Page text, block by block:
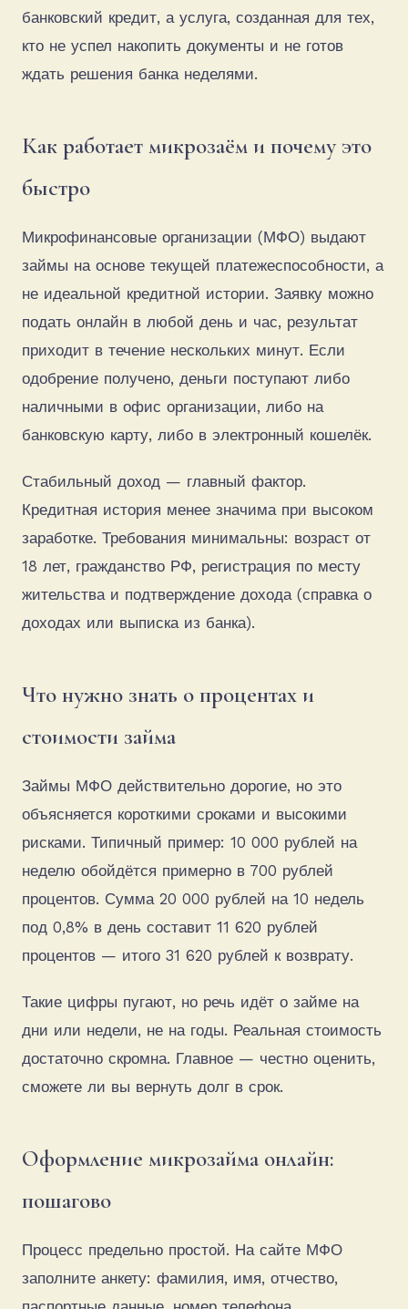
банковский кредит, а услуга, созданная для тех,
кто не успел накопить документы и не готов
ждать решения банка неделями.
Как работает микрозаём и почему это
быстро
Микрофинансовые организации (МФО) выдают
займы на основе текущей платежеспособности, а
не идеальной кредитной истории. Заявку можно
подать онлайн в любой день и час, результат
приходит в течение нескольких минут. Если
одобрение получено, деньги поступают либо
наличными в офис организации, либо на
банковскую карту, либо в электронный кошелёк.
Стабильный доход — главный фактор.
Кредитная история менее значима при высоком
заработке. Требования минимальны: возраст от
18 лет, гражданство РФ, регистрация по месту
жительства и подтверждение дохода (справка о
доходах или выписка из банка).
Что нужно знать о процентах и
стоимости займа
Займы МФО действительно дорогие, но это
объясняется короткими сроками и высокими
рисками. Типичный пример: 10 000 рублей на
неделю обойдётся примерно в 700 рублей
процентов. Сумма 20 000 рублей на 10 недель
под 0,8% в день составит 11 620 рублей
процентов — итого 31 620 рублей к возврату.
Такие цифры пугают, но речь идёт о займе на
дни или недели, не на годы. Реальная стоимость
достаточно скромна. Главное — честно оценить,
сможете ли вы вернуть долг в срок.
Оформление микрозайма онлайн:
пошагово
Процесс предельно простой. На сайте МФО
заполните анкету: фамилия, имя, отчество,